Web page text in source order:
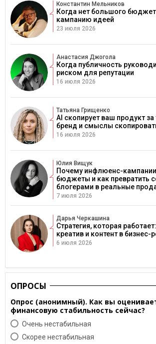
Константин Мельников
Когда нет большого
кампанию идеей
23 июля 2026
Анастасия Джогола
Когда публичность
риском для репутации
16 июля 2026
Татьяна Грищенко
AI скопирует ваш продукт
бренд и смыслы
16 июля 2026
Юлия Вищук
Почему инфлюенс-
бюджеты и как превратить
блогерами в реальные
7 июля 2026
Дарья Черкашина
Стратегия, которая
креатив и контент в бизнес-
6 июля 2026
ОПРОСЫ
Опрос (анонимный). Как вы
финансовую стабильность сейчас?
Очень нестабильная
Скорее нестабильная